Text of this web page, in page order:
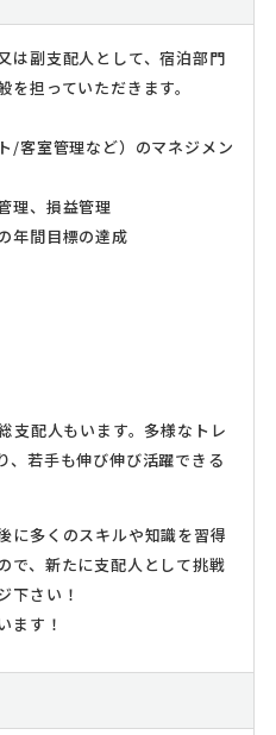
は副支配人として、宿泊部門
担っていただきます。
/客室管理など）のマネジメン
理、損益管理
年間目標の達成
支配人もいます。多様なトレ
、若手も伸び伸び活躍できる
に多くのスキルや知識を習得
で、新たに支配人として挑戦
下さい！
ます！